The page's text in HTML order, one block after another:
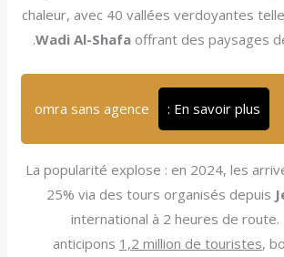
chaleur, avec 40 vallées verdoyantes
Wadi Al-Shafaoffrant des paysages
En savoir plus :
omra sans agence
La popularité explose : en 2024, les
25% via des tours organisés depuis
international à 2 heures de route.
anticipons 1,2 million de touristes,